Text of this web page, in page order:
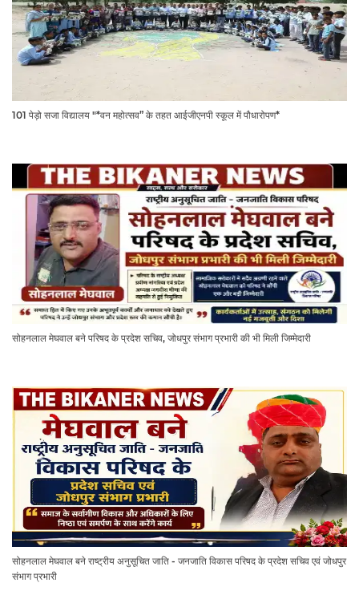
101 पेड़ो सजा विद्यालय "*वन महोत्सव” के तहत आईजीएनपी स्कूल में पौधारोपण*
सोहनलाल मेघवाल बने परिषद के प्रदेश सचिव, जोधपुर संभाग प्रभारी की भी मिली जिम्मेदारी
सोहनलाल मेघवाल बने राष्ट्रीय अनुसूचित जाति - जनजाति विकास परिषद के प्रदेश सचिव एवं जोधपुर
संभाग प्रभारी